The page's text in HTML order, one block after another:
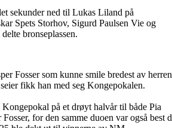
sekunder ned til Lukas Liland på
Spets Storhov, Sigurd Paulsen Vie og
bronseplassen.
Fosser som kunne smile bredest av
fikk han med seg Kongepokalen.
på et drøyt halvår til både Pia
for den samme duoen var også best